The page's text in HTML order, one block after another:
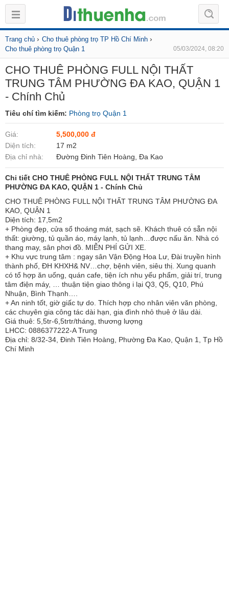
Trang chủ › Cho thuê phòng trọ TP Hồ Chí Minh ›
Cho thuê phòng trọ Quận 1 05/03/2024, 08:20
CHO THUÊ PHÒNG FULL NỘI THẤT
TRUNG TÂM PHƯỜNG ĐA KAO, QUẬN 1
- Chính Chủ
Tiêu chí tìm kiếm: Phòng trọ Quận 1
Giá:
5,500,000 đ
Diện tích:
17 m2
Địa chỉ nhà:
Đường Đinh Tiên Hoàng, Đa Kao
Chi tiết CHO THUÊ PHÒNG FULL NỘI THẤT TRUNG TÂM
PHƯỜNG ĐA KAO, QUẬN 1 - Chính Chủ
CHO THUÊ PHÒNG FULL NỘI THẤT TRUNG TÂM PHƯỜNG ĐA
KAO, QUẬN 1
Diện tích: 17,5m2
+ Phòng đẹp, cửa sổ thoáng mát, sạch sẽ. Khách thuê có sẵn nội
thất: giường, tủ quần áo, máy lạnh, tủ lạnh…được nấu ăn. Nhà có
thang may, sân phơi đồ. MIỄN PHÍ GỬI XE.
+ Khu vực trung tâm : ngay sân Vận Động Hoa Lư, Đài truyền hình
thành phố, ĐH KHXH& NV…chợ, bệnh viên, siêu thị. Xung quanh
có tổ hợp ăn uống, quán cafe, tiện ích nhu yếu phẩm, giải trí, trung
tâm điện máy, … thuận tiện giao thông i lại Q3, Q5, Q10, Phú
Nhuận, Bình Thạnh….
+ An ninh tốt, giờ giấc tự do. Thích hợp cho nhân viên văn phòng,
các chuyên gia công tác dài hạn, gia đình nhỏ thuê ở lâu dài.
Giá thuê: 5,5tr-6,5trtr/tháng, thương lượng
LHCC: 0886377222-A Trung
Địa chỉ: 8/32-34, Đinh Tiên Hoàng, Phường Đa Kao, Quận 1, Tp Hồ
Chí Minh